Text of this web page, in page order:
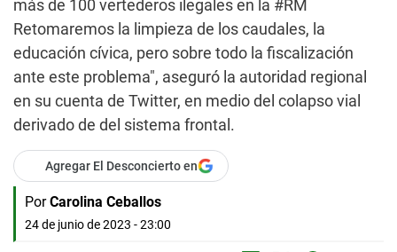
más de 100 vertederos ilegales en la #RM
Retomaremos la limpieza de los caudales, la
educación cívica, pero sobre todo la fiscalización
ante este problema", aseguró la autoridad regional
en su cuenta de Twitter, en medio del colapso vial
derivado de del sistema frontal.
Agregar El Desconcierto en
Por Carolina Ceballos
24 de junio de 2023 - 23:00